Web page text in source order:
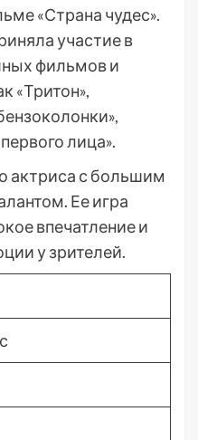
«Страна чудес».
участие в
фильмов и
«Тритон»,
лица».
актриса с большим
Ее игра
впечатление и
у зрителей.